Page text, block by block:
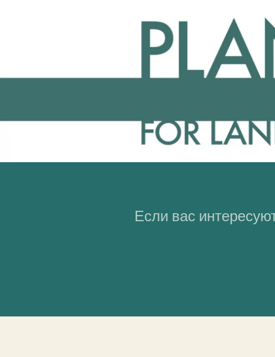
Если вас